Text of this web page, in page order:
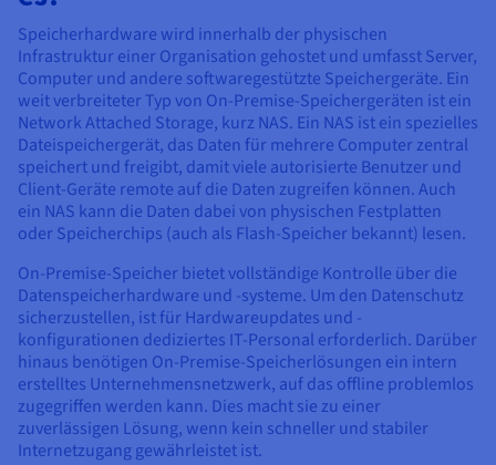
Speicherhardware wird innerhalb der physischen
Infrastruktur einer Organisation gehostet und umfasst Server,
Computer und andere softwaregestützte Speichergeräte. Ein
weit verbreiteter Typ von On-Premise-Speichergeräten ist ein
Network Attached Storage, kurz NAS. Ein NAS ist ein spezielles
Dateispeichergerät, das Daten für mehrere Computer zentral
speichert und freigibt, damit viele autorisierte Benutzer und
Client-Geräte remote auf die Daten zugreifen können. Auch
ein NAS kann die Daten dabei von physischen Festplatten
oder Speicherchips (auch als Flash-Speicher bekannt) lesen.
On-Premise-Speicher bietet vollständige Kontrolle über die
Datenspeicherhardware und -systeme. Um den Datenschutz
sicherzustellen, ist für Hardwareupdates und -
konfigurationen dediziertes IT-Personal erforderlich. Darüber
hinaus benötigen On-Premise-Speicherlösungen ein intern
erstelltes Unternehmensnetzwerk, auf das offline problemlos
zugegriffen werden kann. Dies macht sie zu einer
zuverlässigen Lösung, wenn kein schneller und stabiler
Internetzugang gewährleistet ist.